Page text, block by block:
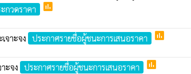
กวดราคา poll
จาะจง ประกาศรายชื่อผู้ชนะการเสนอราคา poll
ะจง ประกาศรายชื่อผู้ชนะการเสนอราคา poll